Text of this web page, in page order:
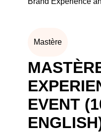
Mastère
EVENT